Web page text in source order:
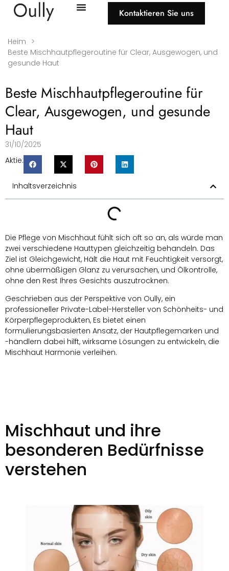
Kontaktieren Sie uns
Heim >
Beste Mischhautpflegeroutine für Clear, Ausgewogen, und
gesunde Haut
Beste Mischhautpflegeroutine für
Clear, Ausgewogen, und gesunde
Haut
31/10/2025
Aktie:
Inhaltsverzeichnis
Die Pflege von Mischhaut fühlt sich oft so an, als würde man
zwei verschiedene Hauttypen gleichzeitig behandeln. Das
Ziel ist Gleichgewicht, Hält die Haut mit Feuchtigkeit versorgt,
ohne übermäßigen Glanz zu verursachen, und Ölkontrolle,
ohne den Rest Ihres Gesichts auszutrocknen.
Geschrieben aus der Perspektive von Oully, ein
professioneller Private-Label-Hersteller von Schönheits- und
Körperpflegeprodukten, Es bietet einen
formulierungsbasierten Ansatz, der Hautpflegemarken und
-händlern dabei hilft, wirksame Lösungen zu entwickeln, die
Mischhaut Harmonie verleihen.
Mischhaut und ihre
besonderen Bedürfnisse
verstehen